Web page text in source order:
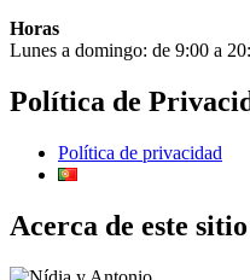
Horas
Lunes a domingo: de 9:00 a
Política de
Política de privacidad
Acerca de este sitio